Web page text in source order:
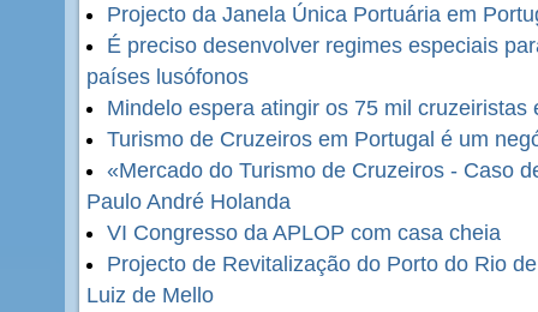
Projecto da Janela Única Portuária em
É preciso desenvolver regimes especiais
países lusófonos
Mindelo espera atingir os 75 mil cruzeiristas
Turismo de Cruzeiros em Portugal é um
«Mercado do Turismo de Cruzeiros - Caso
Paulo André Holanda
VI Congresso da APLOP com casa cheia
Projecto de Revitalização do Porto do Rio
Luiz de Mello